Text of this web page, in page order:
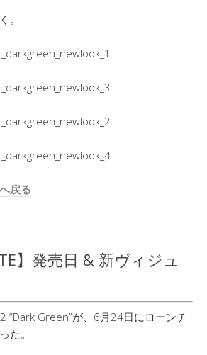
。
戻る
】発売日 & 新ヴィジュ
“Dark Green”が、6月24日にローンチ
た。